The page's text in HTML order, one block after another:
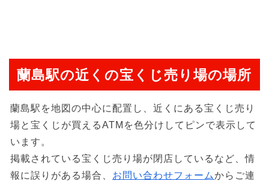
蘭島駅の近くの宝くじ売り場の場所
蘭島駅を地図の中心に配置し、近くにある宝くじ売り
場と宝くじが買えるATMを色分けしてピンで表示して
います。
掲載されている宝くじ売り場が閉店しているなど、情
報に誤りがある場合、 お問い合わせフォームからご連